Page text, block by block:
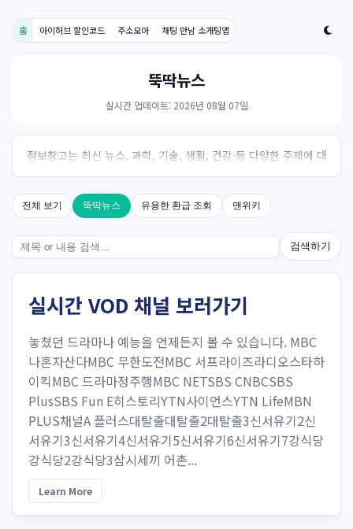
홈 아이허브 할인코드 주소모아 채팅 만남 소개팅앱
뚝딱뉴스
실시간 업데이트: 2026년 08월 07일
정보창고는 최신 뉴스, 과학, 기술, 생활, 건강 등 다양한 주제에 대
한 신뢰성 있는 정보를 제공하는 온라인 자료실입니다.
전체 보기 뚝딱뉴스 유용한 환급 조회 맨위키
검색하기
실시간 VOD 채널 보러가기
놓쳤던 드라마나 예능을 언제든지 볼 수 있습니다. MBC
나혼자산다MBC 무한도전MBC 서프라이즈라디오스타하
이킥MBC 드라마정주행MBC NETSBS CNBCSBS
PlusSBS Fun E히스토리YTN사이언스YTN LifeMBN
PLUS채널A 플러스대탈출대탈출2대탈출3신서유기2신
서유기3신서유기4신서유기5신서유기6신서유기7강식당
강식당2강식당3삼시세끼 어촌...
Learn More